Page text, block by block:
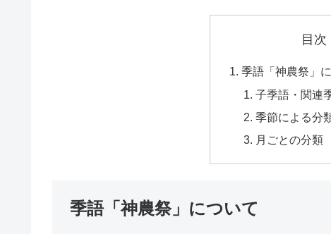
目次
季語「神農祭」
子季語・関連
季節による分
月ごとの分類
季語「神農祭」について